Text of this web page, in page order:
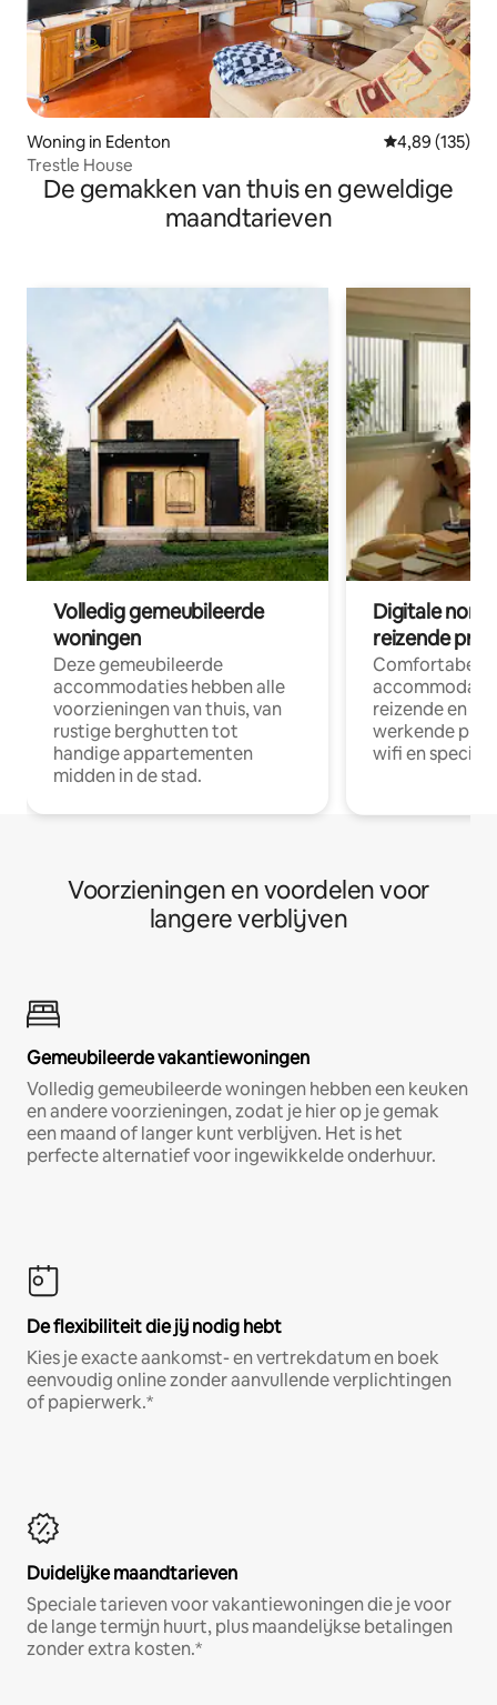
Woning in Edenton Gemiddelde
4,89 (135)
Trestle House
De gemakken van thuis en geweldige
maandtarieven
Volledig gemeubileerde
woningen
Deze gemeubileerde
accommodaties hebben alle
voorzieningen van thuis, van
rustige berghutten tot
handige appartementen
midden in de stad.
Digitale
reizende
Comfortabele
reizende en
werkende
wifi en
Voorzieningen en voordelen voor
langere verblijven
Gemeubileerde vakantiewoningen
Volledig gemeubileerde woningen hebben een keuken
en andere voorzieningen, zodat je hier op je gemak
een maand of langer kunt verblijven. Het is het
perfecte alternatief voor ingewikkelde onderhuur.
De flexibiliteit die jij nodig hebt
Kies je exacte aankomst- en vertrekdatum en boek
eenvoudig online zonder aanvullende verplichtingen
of papierwerk.*
Duidelijke maandtarieven
Speciale tarieven voor vakantiewoningen die je voor
de lange termijn huurt, plus maandelijkse betalingen
zonder extra kosten.*